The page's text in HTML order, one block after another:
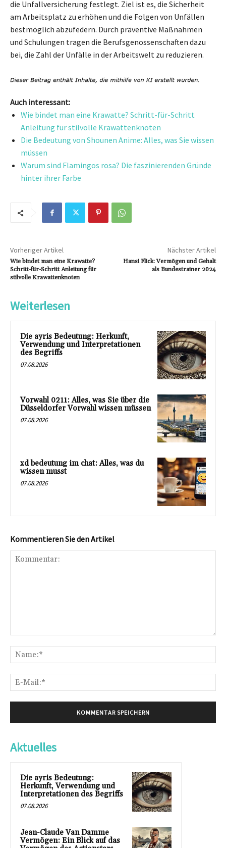
die Unfallversicherung festlegt. Ziel ist es, die Sicherheit
am Arbeitsplatz zu erhöhen und die Folgen von Unfällen
bestmöglich abzufedern. Durch präventive Maßnahmen
und Schulungen tragen die Berufsgenossenschaften dazu
bei, die Zahl der Unfälle in der Arbeitswelt zu reduzieren.
Auch interessant:
Wie bindet man eine Krawatte? Schritt-für-Schritt
Anleitung für stilvolle Krawattenknoten
Die Bedeutung von Shounen Anime: Alles, was Sie wissen
müssen
Warum sind Flamingos rosa? Die faszinierenden Gründe
hinter ihrer Farbe
Vorheriger Artikel
Wie bindet man eine Krawatte?
Schritt-für-Schritt Anleitung für
stilvolle Krawattenknoten
Nächster Artikel
Hansi Flick: Vermögen und Gehalt
als Bundestrainer 2024
Weiterlesen
Die ayris Bedeutung: Herkunft,
Verwendung und Interpretationen
des Begriffs
07.08.2026
Vorwahl 0211: Alles, was Sie über die
Düsseldorfer Vorwahl wissen müssen
07.08.2026
xd bedeutung im chat: Alles, was du
wissen musst
07.08.2026
Kommentieren Sie den Artikel
Aktuelles
Die ayris Bedeutung:
Herkunft, Verwendung und
Interpretationen des Begriffs
07.08.2026
Jean-Claude Van Damme
Vermögen: Ein Blick auf das